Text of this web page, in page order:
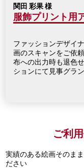
関田 彩果 様
服飾プリント用
ファッションデザイ
画のスキャンをご依
布への出力時も退色
ションにて見事グラ
ご利
実績のある絵画そのま
ださい